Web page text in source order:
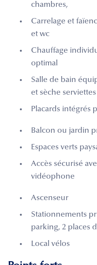
chambres,
Carrelage et
et wc
Chauffage
optimal
Salle de bain
et sèche serviettes
Placards intégrés
Balcon ou jardin
Espaces verts
Accès sécurisé
vidéophone
Ascenseur
Stationnements
parking, 2 places
Local vélos